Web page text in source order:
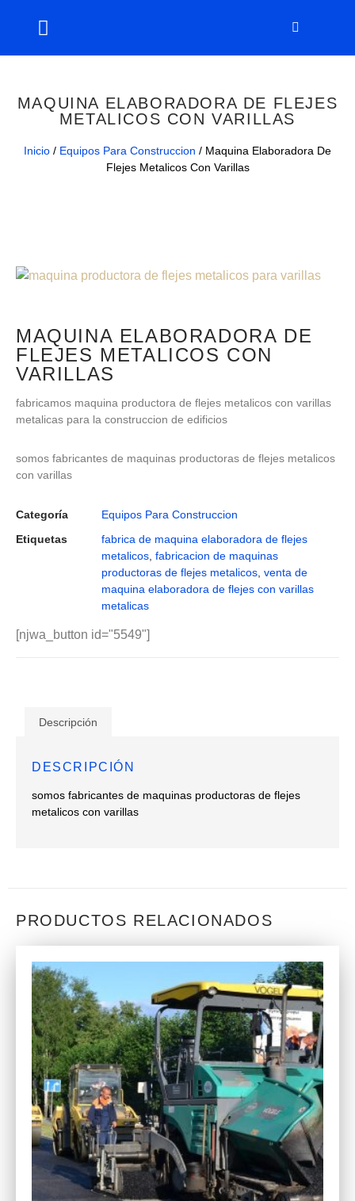
MAQUINA ELABORADORA DE FLEJES
METALICOS CON VARILLAS
Inicio / Equipos Para Construccion / Maquina Elaboradora De
Flejes Metalicos Con Varillas
MAQUINA ELABORADORA DE
FLEJES METALICOS CON
VARILLAS
fabricamos maquina productora de flejes metalicos con varillas
metalicas para la construccion de edificios
somos fabricantes de maquinas productoras de flejes metalicos
con varillas
Categoría
Equipos Para Construccion
Etiquetas
fabrica de maquina elaboradora de flejes
metalicos fabricacion de maquinas
productoras de flejes metalicos venta de
maquina elaboradora de flejes con varillas
metalicas
[njwa_button id="5549"]
Descripción
DESCRIPCIÓN
somos fabricantes de maquinas productoras de flejes
metalicos con varillas
PRODUCTOS RELACIONADOS